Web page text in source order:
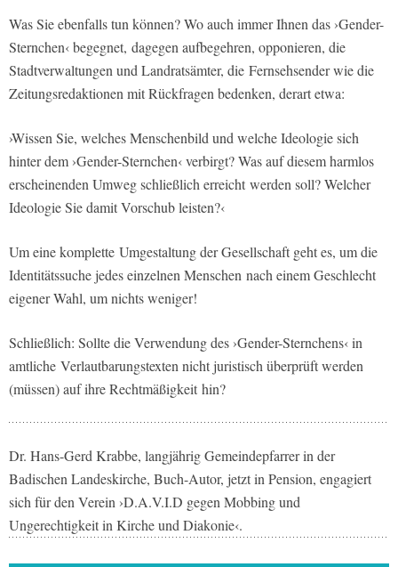
Was Sie ebenfalls tun können? Wo auch immer Ihnen das ›Gender-
Sternchen‹ begegnet, dagegen aufbegehren, opponieren, die
Stadtverwaltungen und Landratsämter, die Fernsehsender wie die
Zeitungsredaktionen mit Rückfragen bedenken, derart etwa:
›Wissen Sie, welches Menschenbild und welche Ideologie sich
hinter dem ›Gender-Sternchen‹ verbirgt? Was auf diesem harmlos
erscheinenden Umweg schließlich erreicht werden soll? Welcher
Ideologie Sie damit Vorschub leisten?‹
Um eine komplette Umgestaltung der Gesellschaft geht es, um die
Identitätssuche jedes einzelnen Menschen nach einem Geschlecht
eigener Wahl, um nichts weniger!
Schließlich: Sollte die Verwendung des ›Gender-Sternchens‹ in
amtliche Verlautbarungstexten nicht juristisch überprüft werden
(müssen) auf ihre Rechtmäßigkeit hin?
Dr. Hans-Gerd Krabbe, langjährig Gemeindepfarrer in der
Badischen Landeskirche, Buch-Autor, jetzt in Pension, engagiert
sich für den Verein ›D.A.V.I.D gegen Mobbing und
Ungerechtigkeit in Kirche und Diakonie‹.